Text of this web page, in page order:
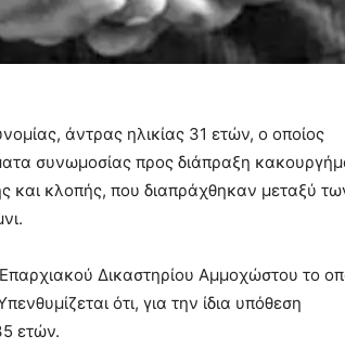
άντρας ηλικίας 31 ετών, ο οποίος
συνωμοσίας προς διάπραξη
και κλοπής, που διαπράχθηκαν μεταξύ
Δικαστηρίου Αμμοχώστου το
ότι, για την ίδια υπόθεση
ετών.